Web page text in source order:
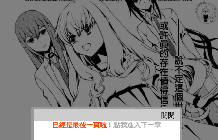
關閉
已經是最後一頁啦！ 點我進入下一章